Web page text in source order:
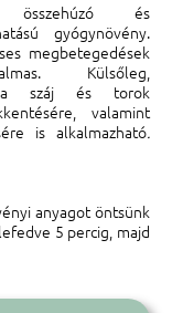
összehúzó és
gyógynövény.
megbetegedések
Külsőleg,
a száj és torok
valamint
is alkalmazható.
anyagot öntsünk
5 percig, majd